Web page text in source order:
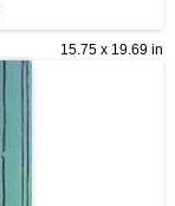
15.75 x 19.69 in